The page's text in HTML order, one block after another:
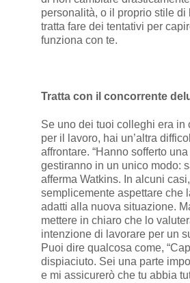
personalità, o il proprio stile di
tratta fare dei tentativi per
funziona con te.
Tratta con il concorrente
Se uno dei tuoi colleghi era in
per il lavoro, hai un’altra
affrontare. “Hanno sofferto
gestiranno in un unico modo:
afferma Watkins. In alcuni
semplicemente aspettare che
adatti alla nuova situazione.
mettere in chiaro che lo
intenzione di lavorare per un
Puoi dire qualcosa come,
dispiaciuto. Sei una parte
e mi assicurerò che tu abbia